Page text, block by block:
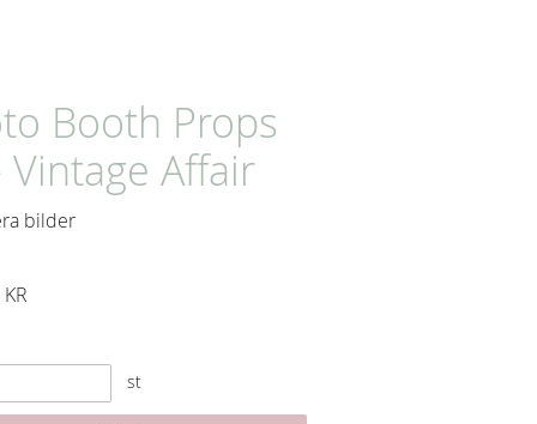
Booth Props
Vintage Affair
bilder
KR
st